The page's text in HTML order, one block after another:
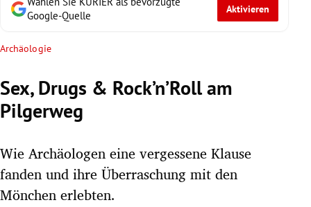
Untermenü
Google-Quelle
Aktivieren
Archäologie
Sex, Drugs & Rock’n’Roll am
Pilgerweg
Wie Archäologen eine vergessene Klause
fanden und ihre Überraschung mit den
Mönchen erlebten.